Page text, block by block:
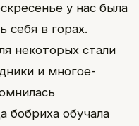
у нас была
себя в горах.
некоторых стали
и многое-
бобриха обучала